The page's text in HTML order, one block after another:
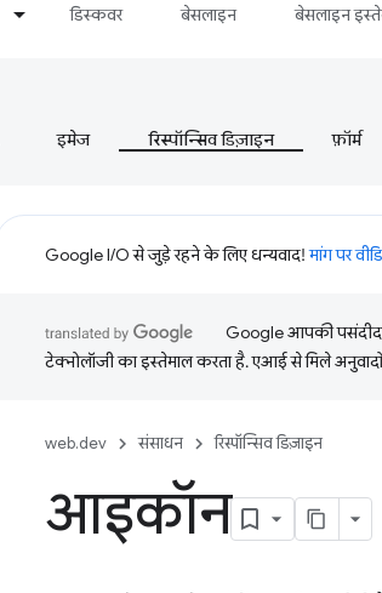
डिस्कवर बेसलाइन बेसलाइन
इमेज रिस्पॉन्सिव डिज़ाइन फ़ॉर्म
Google I/O से जुड़े रहने के लिए धन्यवाद!मांग पर
Google आपकी
टेक्नोलॉजी का इस्तेमाल करता है. एआई से मिले
web.dev संसाधन रिस्पॉन्सिव डिज़ाइन
आइकॉन